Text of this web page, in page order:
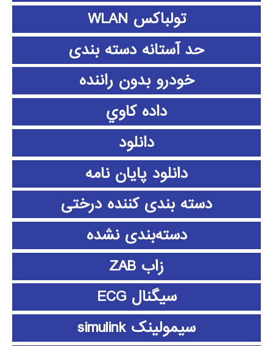
تولباکس WLAN
حد آستانه دسته بندی
خودرو بدون راننده
داده كاوي
دانلود
دانلود پايان نامه
دسته بندی کننده درختی
دسته‌بندی نشده
زاب ZAB
سیگنال ECG
سیمولینک simulink